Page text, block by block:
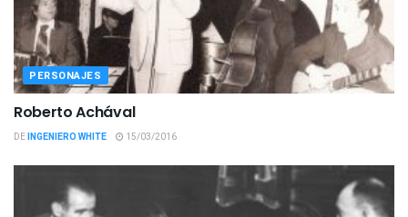
PERSONAJES
Roberto Achával
DEINGENIERO WHITE 15/03/2016